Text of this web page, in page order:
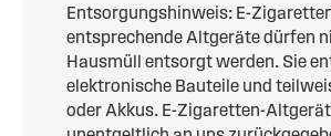
Entsorgungshinweis: E-
entsprechende Altgeräte dürfen
Hausmüll entsorgt werden. Sie
elektronische Bauteile und
oder Akkus. E-Zigaretten-